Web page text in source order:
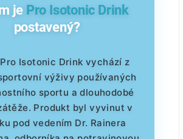
je Pro Isotonic Drink
postavený?
Isotonic Drink vychází z
výživy používaných
sportu a dlouhodobé
Produkt byl vyvinut v
pod vedením Dr. Rainera